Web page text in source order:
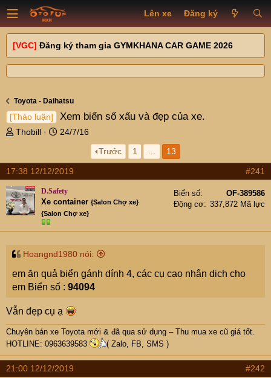
Lên xe Đăng ký
[VGC] Đăng ký tham gia GYMKHANA CAR GAME 2026
Toyota - Daihatsu
[Thảo luận] Xem biển số xấu và đẹp của xe.
T
e
a
d
s
t
r
e
Thobill
N
y
g
ử
i
24/7/16
Trước
1 13
17:38 12/12/2019 #241
D.Safety
Xe container {Salon Chợ xe}
{Salon Chợ xe}
Biển số
OF-389586
Động cơ
337,872 Mã lực
Hoangnd1980 nói:
em ăn quả biển gánh dính 4, các cụ cao nhân dich cho
em Biển số : 94094
Vẫn đẹp cụ ạ
Chuyên bán xe Toyota mới & đã qua sử dụng – Thu mua xe cũ giá tốt.
HOTLINE: 0963639583
( Zalo, FB, SMS )
21:00 12/12/2019 #242